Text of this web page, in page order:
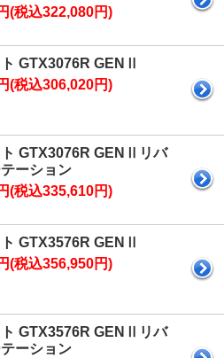
(税込322,080円)
ト GTX3076R GENⅡ
(税込306,020円)
GTX3076R GENⅡリバ
テーション
(税込335,610円)
ト GTX3576R GENⅡ
(税込356,950円)
GTX3576R GENⅡリバ
テーション